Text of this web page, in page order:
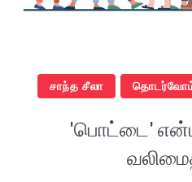
சாந்த சீலா
'பொட்டை'